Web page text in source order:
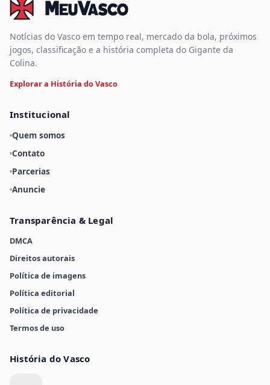
Notícias do Vasco em tempo real, mercado da bola, próximos
jogos, classificação e a história completa do Gigante da
Colina.
Explorar a História do Vasco
Institucional
Quem somos
Contato
Parcerias
Anuncie
Transparência & Legal
DMCA
Direitos autorais
Política de imagens
Política editorial
Política de privacidade
Termos de uso
História do Vasco